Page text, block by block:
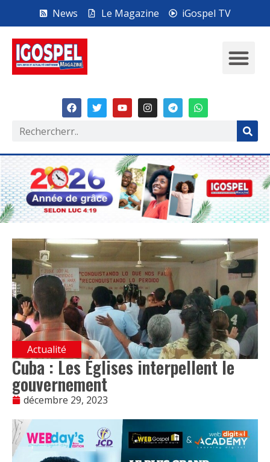
News Le Magazine iGospel TV
Actualité
Cuba : Les Églises interpellent le
gouvernement
décembre 29, 2023